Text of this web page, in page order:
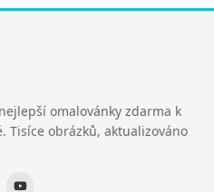
omalovánky zdarma k
Tisíce obrázků, aktualizováno